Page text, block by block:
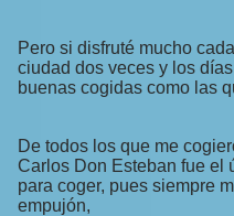
Pero si disfruté mucho
ciudad dos veces y los
buenas cogidas como las
De todos los que me
Carlos Don Esteban fue el
para coger, pues siempre
empujón,